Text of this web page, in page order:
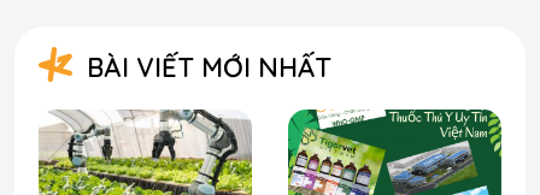
BÀI VIẾT MỚI NHẤT